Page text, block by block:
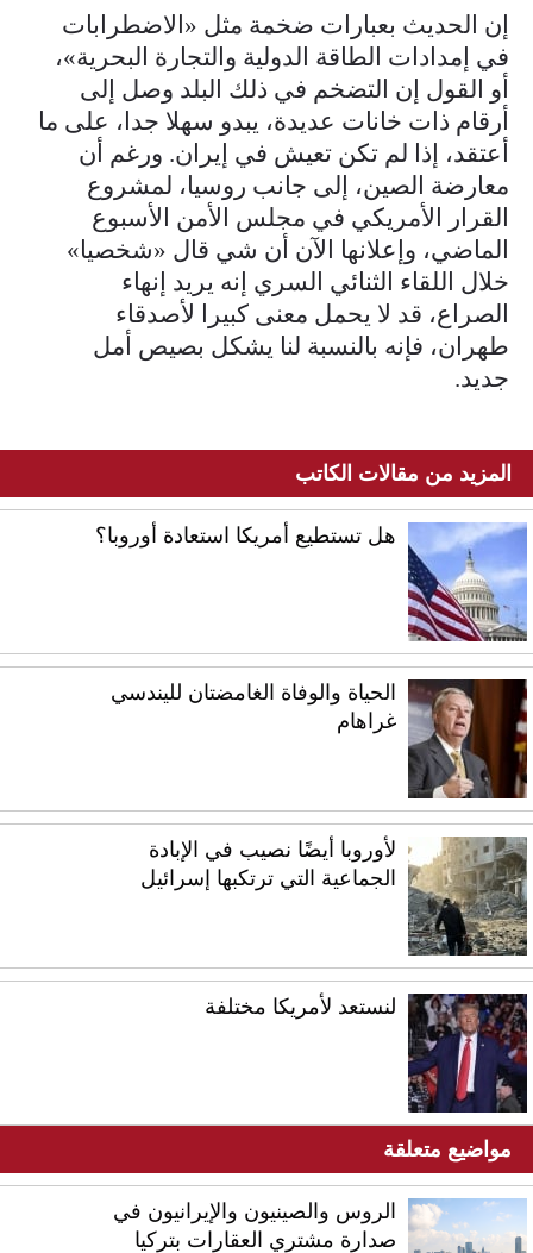
إن الحديث بعبارات ضخمة مثل «الاضطرابات
في إمدادات الطاقة الدولية والتجارة البحرية»،
أو القول إن التضخم في ذلك البلد وصل إلى
أرقام ذات خانات عديدة، يبدو سهلا جدا، على ما
أعتقد، إذا لم تكن تعيش في إيران. ورغم أن
معارضة الصين، إلى جانب روسيا، لمشروع
القرار الأمريكي في مجلس الأمن الأسبوع
الماضي، وإعلانها الآن أن شي قال «شخصيا»
خلال اللقاء الثنائي السري إنه يريد إنهاء
الصراع، قد لا يحمل معنى كبيرا لأصدقاء
طهران، فإنه بالنسبة لنا يشكل بصيص أمل
جديد.
المزيد من مقالات الكاتب
هل تستطيع أمريكا استعادة أوروبا؟
الحياة والوفاة الغامضتان لليندسي
غراهام
لأوروبا أيضًا نصيب في الإبادة
الجماعية التي ترتكبها إسرائيل
لنستعد لأمريكا مختلفة
مواضيع متعلقة
الروس والصينيون والإيرانيون في
صدارة مشتري العقارات بتركيا